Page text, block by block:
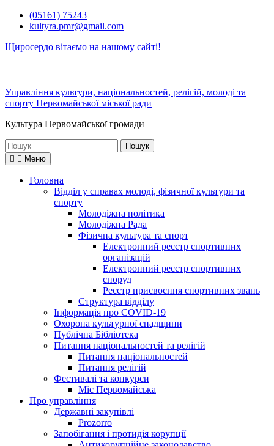
Перейти(05161) 75243
kultyra.pmr@gmail.com
Щиросердо вітаємо на нашому сайті!
Управління культури, національностей, релігій, молоді та
спорту Первомайської міської ради
Культура Первомайcької громади
Шукати:
Меню
Головна
Відділ у справах молоді, фізичної культури та
спорту
Молодіжна політика
Молодіжна Рада
Фізична культура та спорт
Електронний реєстр спортивних
організацій
Електронний реєстр спортивних
споруд
Реєстр присвоєння спортивних звань
Структура відділу
Інформація про COVID-19
Охорона культурної спадщини
Публічна Бібліотека
Питання національностей та релігій
Питання національностей
Питання релігій
Фестивалі та конкурси
Міс Первомайська
Про управління
Державні закупівлі
Prozorro
Запобігання і протидія корупції